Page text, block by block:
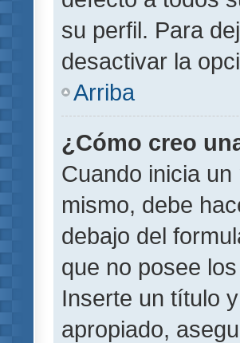
su perfil. Para
desactivar la
Arriba
¿Cómo creo
Cuando inicia
mismo, debe
debajo del
que no posee
Inserte un título
apropiado,